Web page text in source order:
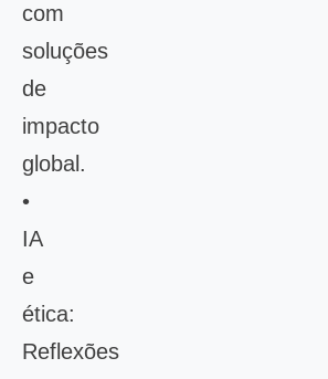
com
soluções
de
impacto
global.
•
IA
e
ética:
Reflexões